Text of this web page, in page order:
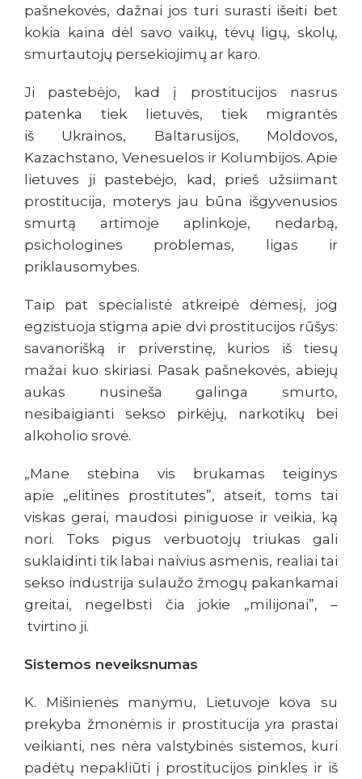
pašnekovės, dažnai jos turi surasti išeiti bet
kokia kaina dėl savo vaikų, tėvų ligų, skolų,
smurtautojų persekiojimų ar karo.
Ji pastebėjo, kad į prostitucijos nasrus
patenka tiek lietuvės, tiek migrantės
iš Ukrainos, Baltarusijos, Moldovos,
Kazachstano, Venesuelos ir Kolumbijos. Apie
lietuves ji pastebėjo, kad, prieš užsiimant
prostitucija, moterys jau būna išgyvenusios
smurtą artimoje aplinkoje, nedarbą,
psichologines problemas, ligas ir
priklausomybes.
Taip pat specialistė atkreipė dėmesį, jog
egzistuoja stigma apie dvi prostitucijos rūšys:
savanorišką ir priverstinę, kurios iš tiesų
mažai kuo skiriasi. Pasak pašnekovės, abiejų
aukas nusineša galinga smurto,
nesibaigianti sekso pirkėjų, narkotikų bei
alkoholio srovė.
„Mane stebina vis brukamas teiginys
apie „elitines prostitutes”, atseit, toms tai
viskas gerai, maudosi piniguose ir veikia, ką
nori. Toks pigus verbuotojų triukas gali
suklaidinti tik labai naivius asmenis, realiai tai
sekso industrija sulaužo žmogų pakankamai
greitai, negelbsti čia jokie „milijonai”, –
tvirtino ji.
Sistemos neveiksnumas
K. Mišinienės manymu, Lietuvoje kova su
prekyba žmonėmis ir prostitucija yra prastai
veikianti, nes nėra valstybinės sistemos, kuri
padėtų nepakliūti į prostitucijos pinkles ir iš